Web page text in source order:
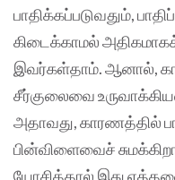
பாதிக்கப்படுவதும்,
கிடைக்காமல்
இவர்கள்தாம். ஆனால்,
சீர்குலைவை
அதாவது, காரணத்தில்
பின்விளைவைச்
யோசித்தால் இது